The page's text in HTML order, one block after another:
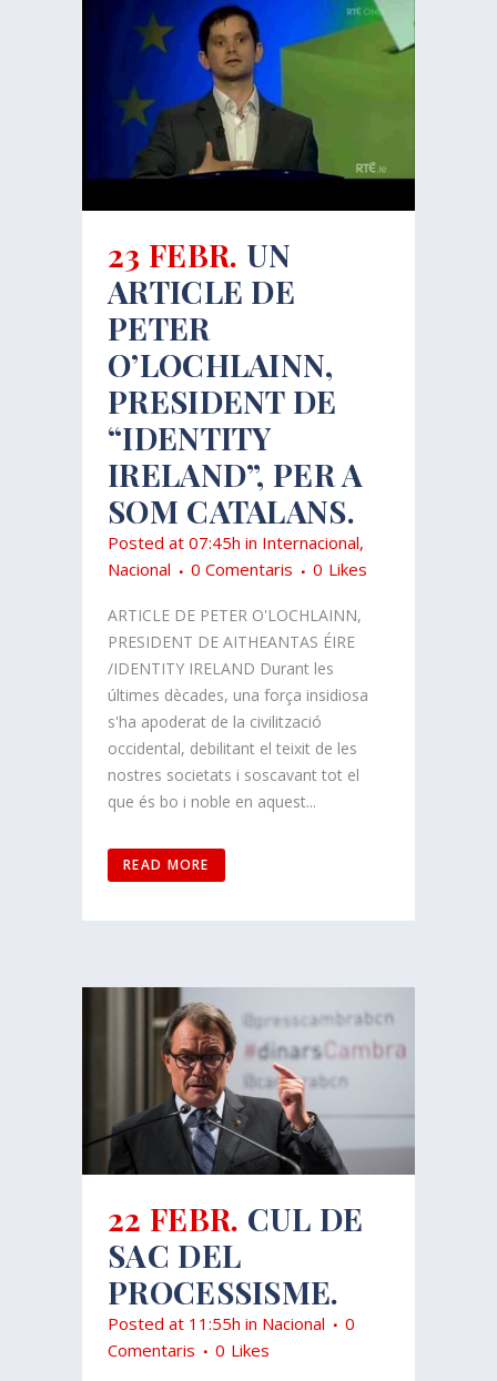
23 FEBR. UN
ARTICLE DE
PETER
O’LOCHLAINN,
PRESIDENT DE
“IDENTITY
IRELAND”, PER A
SOM CATALANS.
Posted at 07:45h in Internacional,
Nacional
0 Comentaris 0 Likes
ARTICLE DE PETER O'LOCHLAINN,
PRESIDENT DE AITHEANTAS ÉIRE
/IDENTITY IRELAND Durant les
últimes dècades, una força insidiosa
s'ha apoderat de la civilització
occidental, debilitant el teixit de les
nostres societats i soscavant tot el
que és bo i noble en aquest...
READ MORE
22 FEBR. CUL DE
SAC DEL
PROCESSISME.
Posted at 11:55h in Nacional
0
Comentaris
0 Likes